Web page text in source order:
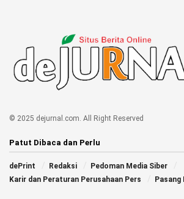
© 2025 dejurnal.com. All Right Reserved
Patut Dibaca dan Perlu
dePrint Redaksi
Pedoman Media Siber
Karir dan Peraturan Perusahaan Pers
Pasang